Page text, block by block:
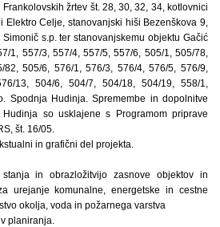
žrtev št. 28, 30, 32, 34, kotlovnici
Elektro Celje, stanovanjski hiši Bezenškova 9,
s.p. ter stanovanjskemu objektu Gačić
1, 557/3, 557/4, 557/5, 557/6, 505/1, 505/78,
505/6, 576/1, 576/3, 576/4, 576/5, 576/9,
13, 504/6, 504/7, 504/18, 504/19, 558/1,
Spodnja Hudinja. Spremembe in dopolnitve
so usklajene s Programom priprave
št. 16/05.
in grafični del projekta.
in obrazložitvijo zasnove objektov in
urejanje komunalne, energetske in cestne
okolja, voda in požarnega varstva
planiranja.